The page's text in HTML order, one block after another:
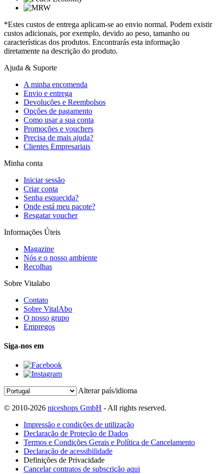
*Estes custos de entrega aplicam-se ao envio normal. Podem existir
custos adicionais, por exemplo, devido ao peso, tamanho ou
características dos produtos. Encontrarás esta informação
diretamente na descrição do produto.
Ajuda & Suporte
A minha encomenda
Envio e entrega
Devoluções e Reembolsos
Opções de pagamento
Como usar a sua conta
Promoções e vouchers
Precisa de mais ajuda?
Clientes Empresariais
Minha conta
Iniciar sessão
Criar conta
Senha esquecida?
Onde está meu pacote?
Resgatar voucher
Informações Úteis
Magazine
Nós e o nosso ambiente
Recolhas
Sobre Vitalabo
Contato
Sobre VitalAbo
O nosso grupo
Empregos
Siga-nos em
Alterar país/idioma
© 2010-2026 niceshops GmbH - All rights reserved.
Impressão e condições de utilização
Declaração de Proteção de Dados
Termos e Condições Gerais e Política de Cancelamento
Declaração de acessibilidade
Definições de Privacidade
Cancelar contratos de subscrição aqui